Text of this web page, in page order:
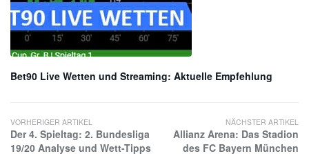
Bet90 Live Wetten und Streaming: Aktuelle Empfehlung
VORHERIGER ARTIKEL
Der 4. Spieltag: 2. Bundesliga
19/20 Analyse und Wett-Tipps
NÄCHSTER ARTIKEL
Allianz Arena: Das Stadion
des FC Bayern München